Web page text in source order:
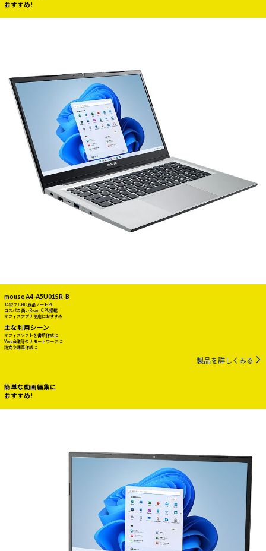
おすすめ!
mouse A4-A5U01SR-B
14型フルHD液晶ノートPC
コスパの高いRyzen CPU搭載
オフィスアプリ使用におすすめ
主な利用シーン
オフィスソフトを書類作成に
Web会議等のリモートワークに
論文や課題作成に
製品を詳しくみる
簡単な動画編集に
おすすめ!